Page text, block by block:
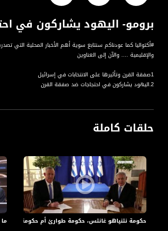
برومو- اليهود يشاركون في احتجاجات
#أكتواليا كما عودناكم سنتابع سوية أهم الأخبار المحلية التي
والإقليمية …. والآن إلى العناوين
1صفقة القرن وتأثيرها على الانتخابات في إسرائيل
2.اليهود يشاركون في احتجاجات ضد صفقة القرن
لأن الشخصي هو السياسي ولا يمكن الفصل بينهما يطرح
يتم - من خلال البرنامج- استعراض أهم القضايا التي تؤثر على
التطرق للأخبار وأهم العناوين التي جاءت في الصحافة الاسرائيلية،
كما نستشف آراء الناس في تقارير/ استفتاءات حية نجريها في
ويتم استعراض محاور وقضايا مركزية من خلال استضافة ضيوف من
وتوقع ما سيكون.
اعداد وتقديم: ايمان هواري. يبُث البرنامج مساء كل سبت، 21:30
حلقات كاملة
حكومة نتنياهو غانتس، حكومة طوارئ أم حكومة لضم الأراضي